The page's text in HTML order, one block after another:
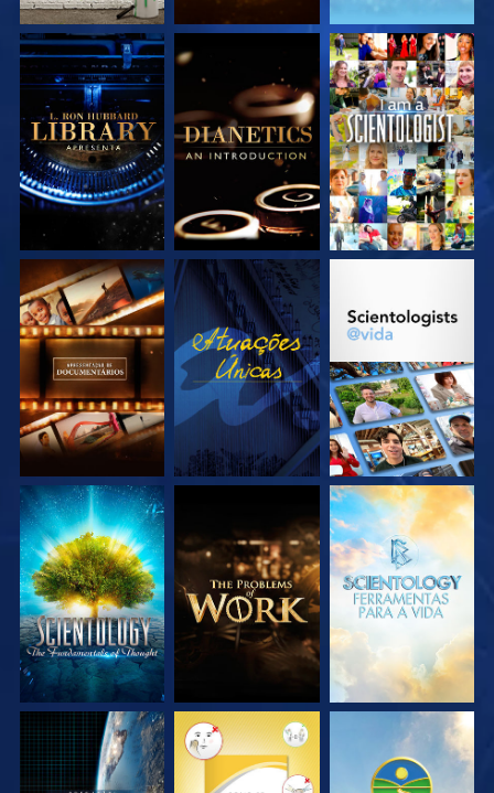
EXPLORE A SÉRIE EXPLORE A SÉRIE VEJA
EXPLORE A SÉRIE VEJA EXPLORE A SÉRIE
EXPLORE A SÉRIE EXPLORE A SÉRIE EXPLORE A SÉRIE
VEJA VEJA VEJA